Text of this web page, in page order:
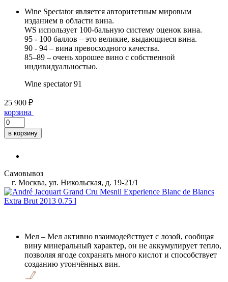
Wine Spectator является авторитетным мировым
изданием в области вина.
WS использует 100-бальную систему оценок вина.
95 - 100 баллов – это великие, выдающиеся вина.
90 - 94 – вина превосходного качества.
85–89 – очень хорошее вино с собственной
индивидуальностью.
Wine spectator 91
25 900 ₽
корзина
в корзину
Самовывоз
г. Москва, ул. Никольская, д. 19-21/1
Мел – Мел активно взаимодействует с лозой, сообщая
вину минеральный характер, он не аккумулирует тепло,
позволяя ягоде сохранять много кислот и способствует
созданию утончённых вин.